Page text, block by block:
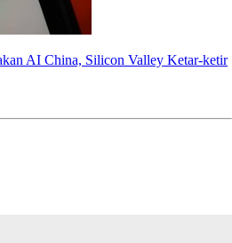
AI China, Silicon Valley Ketar-ketir